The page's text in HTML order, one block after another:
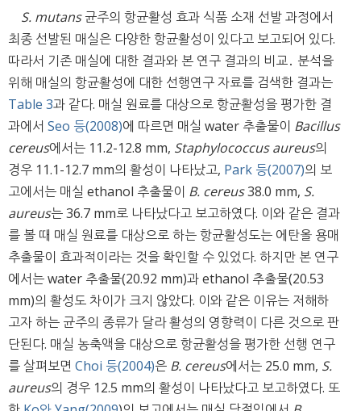
S. mutans균주의 항균활성 효과 식품 소재 선발 과정에서
최종 선발된 매실은 다양한 항균활성이 있다고 보고되어 있다.
따라서 기존 매실에 대한 결과와 본 연구 결과의 비교․ 분석을
위해 매실의 항균활성에 대한 선행연구 자료를 검색한 결과는
Table 3과 같다. 매실 원료를 대상으로 항균활성을 평가한 결
과에서 Seo 등(2008)에 따르면 매실 water 추출물이 Bacillus
cereus에서는 11.2-12.8 mm, Staphylococcus aureus의
경우 11.1-12.7 mm의 활성이 나타났고, Park 등(2007)의 보
고에서는 매실 ethanol 추출물이 B. cereus38.0 mm, S.
aureus는 36.7 mm로 나타났다고 보고하였다. 이와 같은 결과
를 볼 때 매실 원료를 대상으로 하는 항균활성도는 에탄올 용매
추출물이 효과적이라는 것을 확인할 수 있었다. 하지만 본 연구
에서는 water 추출물(20.92 mm)과 ethanol 추출물(20.53
mm)의 활성도 차이가 크지 않았다. 이와 같은 이유는 저해하
고자 하는 균주의 종류가 달라 활성의 영향력이 다른 것으로 판
단된다. 매실 농축액을 대상으로 항균활성을 평가한 선행 연구
를 살펴보면 Choi 등(2004)은 B. cereus에서는 25.0 mm, S.
aureus의 경우 12.5 mm의 활성이 나타났다고 보고하였다. 또